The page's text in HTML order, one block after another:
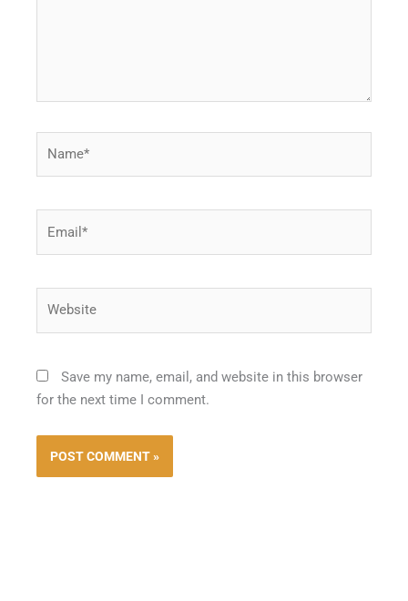
Save my name, email, and website in this browser
for the next time I comment.